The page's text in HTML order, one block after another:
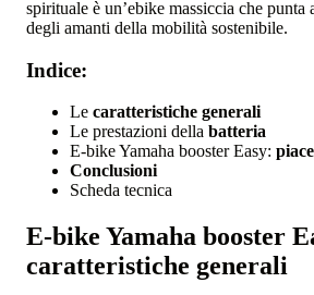
spirituale è un’ebike massiccia che punta
degli amanti della mobilità sostenibile.
Indice:
Le caratteristiche generali
Le prestazioni della batteria
E-bike Yamaha booster Easy:
Conclusioni
Scheda tecnica
E-bike Yamaha booster
caratteristiche generali